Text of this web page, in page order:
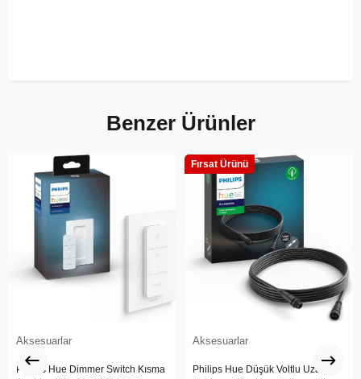
Benzer Ürünler
Aksesuarlar
Philips Hue Dimmer Switch Kısma
Aksesuarlar
Philips Hue Düşük Voltlu Uzatma
Fırsat Ürünü